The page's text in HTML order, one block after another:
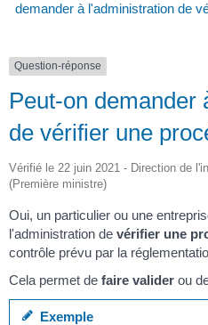
demander à l'administration de
Question-réponse
Peut-on demander
de vérifier une
Vérifié le 22 juin 2021 - Direction de
(Première ministre)
Oui, un particulier ou une
l'administration de vérifier une
contrôle prévu par la
Cela permet de faire valider ou
Exemple